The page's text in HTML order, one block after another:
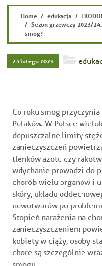
Home edukacja
Sezon grzewczy 2023/
smog?
23 lutego 2024
Co roku smog
Polaków. W Polsce
dopuszczalne limity
zanieczyszczeń
tlenków azotu czy
wdychanie prowadzi do
chorób wielu organów i
skóry, układu
nowotworów po
Stopień narażenia na
zanieczyszczeniem
kobiety w ciąży, osoby
chore są szczególnie
smogu.